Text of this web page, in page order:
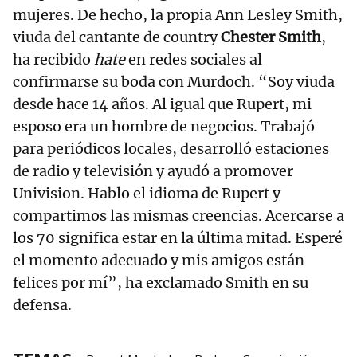
mujeres. De hecho, la propia Ann Lesley Smith,
viuda del cantante de countryChester Smith,
ha recibido hateen redes sociales al
confirmarse su boda con Murdoch. “Soy viuda
desde hace 14 años. Al igual que Rupert, mi
esposo era un hombre de negocios. Trabajó
para periódicos locales, desarrolló estaciones
de radio y televisión y ayudó a promover
Univision. Hablo el idioma de Rupert y
compartimos las mismas creencias. Acercarse a
los 70 significa estar en la última mitad. Esperé
el momento adecuado y mis amigos están
felices por mí”, ha exclamado Smith en su
defensa.